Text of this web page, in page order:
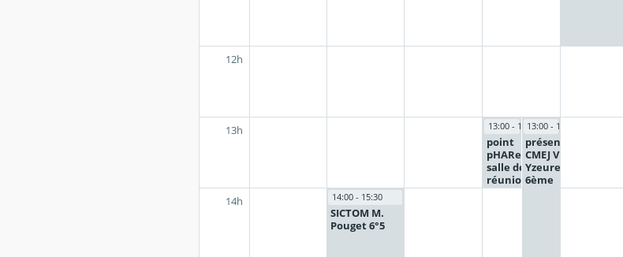
14:00 - 15:30
SICTOM M.
Pouget 6°5
13:00 - 14:00
point
pHARe
salle de
réunion
13:00 - 15:00
présentation
CMEJ Ville
Yzeure -
6ème
12h
13h
14h